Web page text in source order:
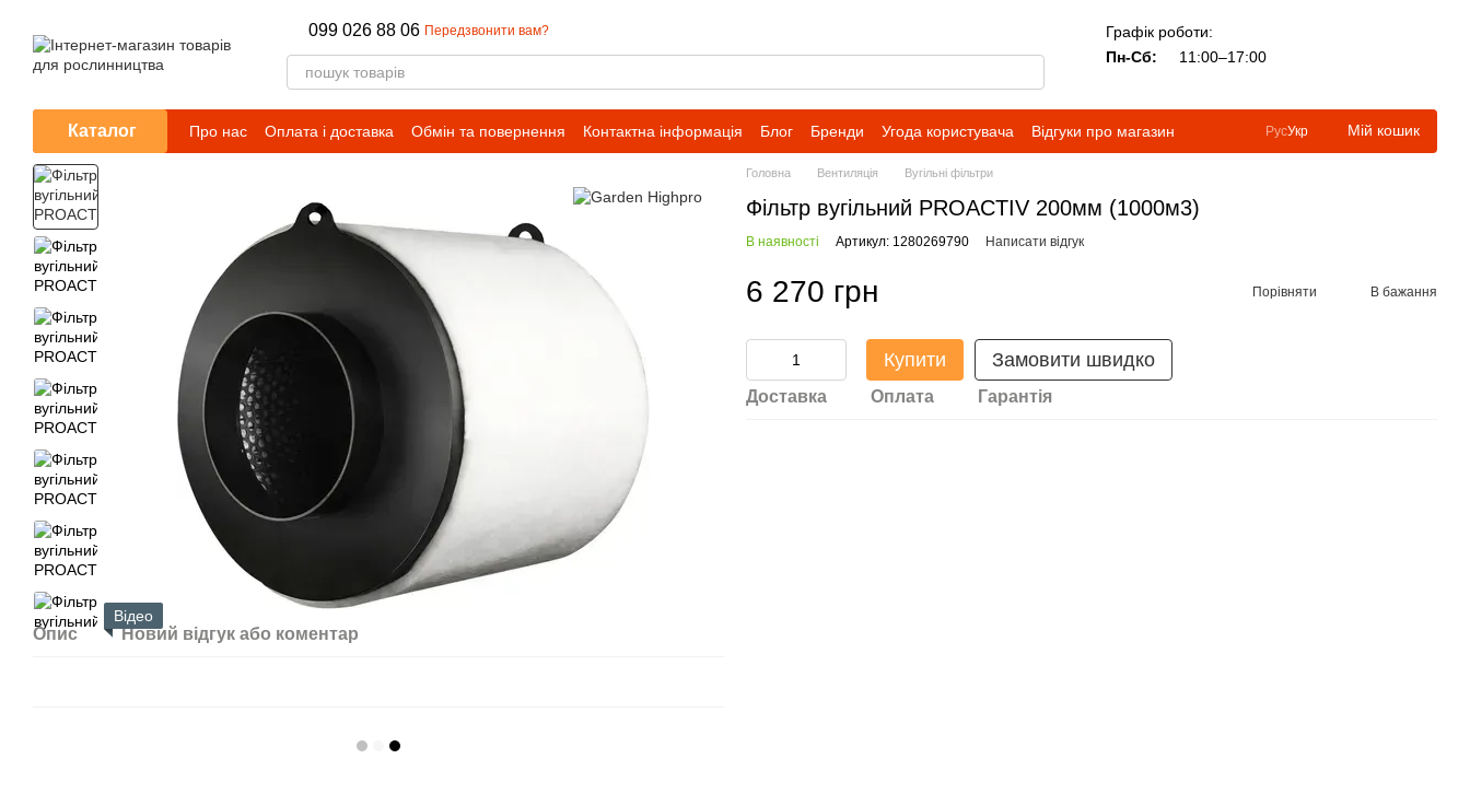
099 026 88 06 Передзвонити вам?
Графік роботи:
Пн-Сб:
11:00–17:00
Каталог Про нас Оплата і доставка Обмін та повернення Контактна інформація Блог Бренди Угода користувача Відгуки про магазин РусУкр Мій кошик
Відео
Опис Новий відгук або коментар
Головна Вентиляція Вугільні фільтри
Фільтр вугільний PROACTIV 200мм (1000м3)
В наявності Артикул: 1280269790 Написати відгук
6 270 грн Порівняти В бажання
Купити Замовити швидко
Доставка Оплата Гарантія